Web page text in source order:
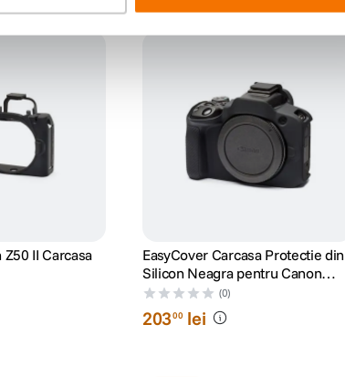
II Carcasa
EasyCover Carcasa Protectie din
Silicon Neagra pentru Canon
R100
(0)
20300 lei